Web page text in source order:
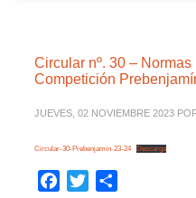
Circular nº. 30 –
Competición
JUEVES, 02 NOVIEMBRE 2023
Circular-30-Prebenjamin-23-24 Descarga
Facebook
Twitter